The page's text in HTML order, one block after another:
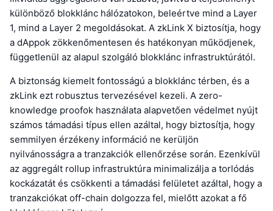
különböző blokklánc hálózatokon, beleértve mind a Layer
1, mind a Layer 2 megoldásokat. A zkLink X biztosítja, hogy
a dAppok zökkenőmentesen és hatékonyan működjenek,
függetlenül az alapul szolgáló blokklánc infrastruktúrától.
A biztonság kiemelt fontosságú a blokklánc térben, és a
zkLink ezt robusztus tervezésével kezeli. A zero-
knowledge proofok használata alapvetően védelmet nyújt
számos támadási típus ellen azáltal, hogy biztosítja, hogy
semmilyen érzékeny információ ne kerüljön
nyilvánosságra a tranzakciók ellenőrzése során. Ezenkívül
az aggregált rollup infrastruktúra minimalizálja a torlódás
kockázatát és csökkenti a támadási felületet azáltal, hogy a
tranzakciókat off-chain dolgozza fel, mielőtt azokat a fő